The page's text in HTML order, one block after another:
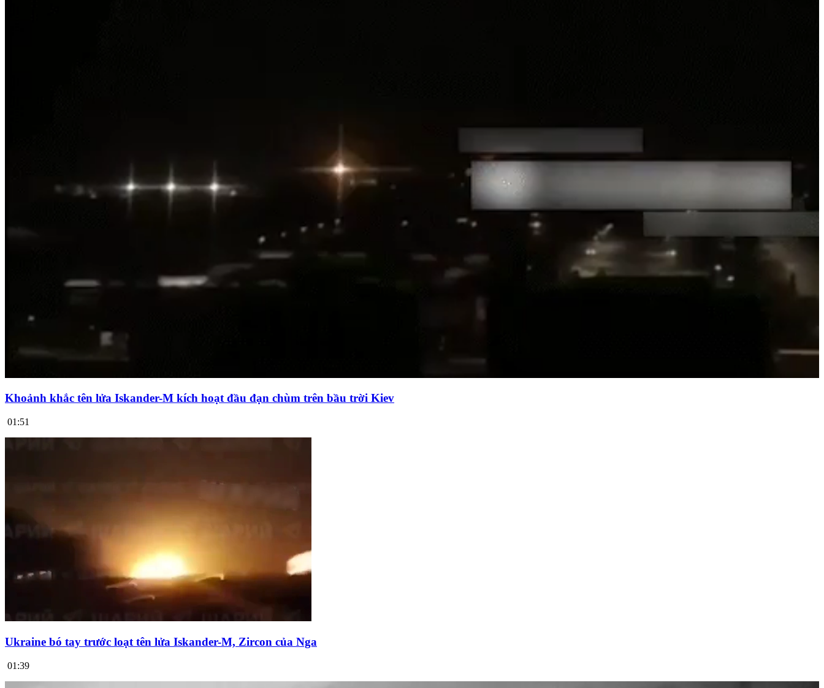
Khoảnh khắc tên lửa Iskander-M kích hoạt đầu đạn chùm trên bầu trời Kiev
01:51
Ukraine bó tay trước loạt tên lửa Iskander-M, Zircon của Nga
01:39